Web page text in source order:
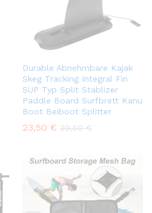
Durable Abnehmbare Kajak
Skeg Tracking Integral Fin
SUP Typ Split Stablizer
Paddle Board Surfbrett Kanu
Boot Beiboot Splitter
23,50 € 39,50€